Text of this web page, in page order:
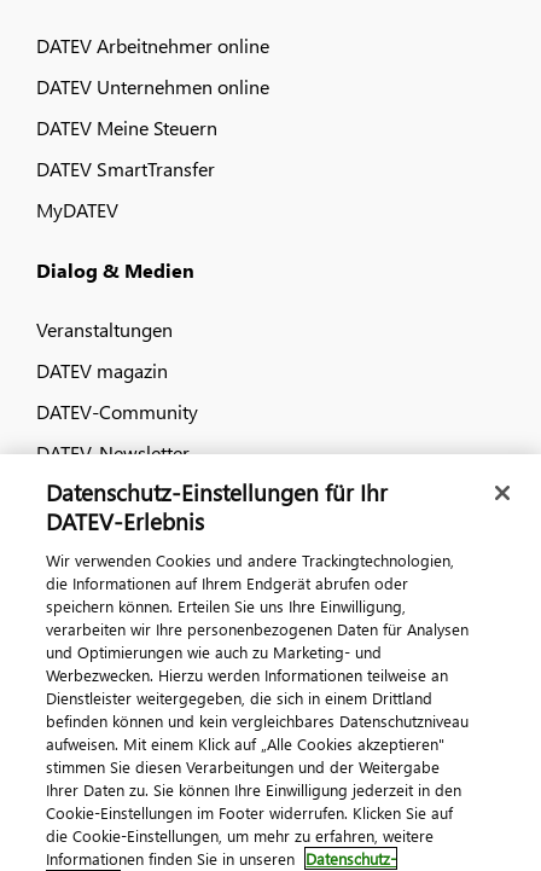
DATEV Arbeitnehmer online
DATEV Unternehmen online
DATEV Meine Steuern
DATEV SmartTransfer
MyDATEV
Dialog & Medien
Veranstaltungen
DATEV magazin
DATEV-Community
DATEV-Newsletter
Kontaktieren Sie uns
© 2026 DATEV eG
ImpressumDatenschutzAGB Kontakt
Cookie-Einstellungen
Datenschutz-Einstellungen für Ihr
DATEV-Erlebnis
Wir verwenden Cookies und andere Trackingtechnologien,
die Informationen auf Ihrem Endgerät abrufen oder
speichern können. Erteilen Sie uns Ihre Einwilligung,
verarbeiten wir Ihre personenbezogenen Daten für Analysen
und Optimierungen wie auch zu Marketing- und
Werbezwecken. Hierzu werden Informationen teilweise an
Dienstleister weitergegeben, die sich in einem Drittland
befinden können und kein vergleichbares Datenschutzniveau
aufweisen. Mit einem Klick auf „Alle Cookies akzeptieren"
stimmen Sie diesen Verarbeitungen und der Weitergabe
Ihrer Daten zu. Sie können Ihre Einwilligung jederzeit in den
Cookie-Einstellungen im Footer widerrufen. Klicken Sie auf
die Cookie-Einstellungen, um mehr zu erfahren, weitere
Informationen finden Sie in unseren Datenschutz-